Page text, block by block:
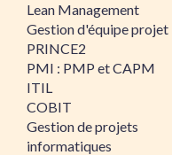
Lean Management
Gestion d'équipe projet
PRINCE2
PMI : PMP et CAPM
ITIL
COBIT
Gestion de projets
informatiques